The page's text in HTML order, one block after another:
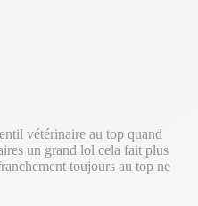
vétérinaire au top quand
un grand lol cela fait plus
toujours au top ne